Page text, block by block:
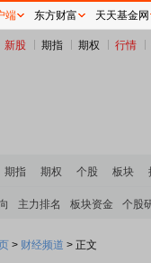
新股 期指 期权 行情
期指 期权 个股 板块
主力排名 板块资金 个股
> 财经频道 > 正文
端 东方财富 天天基金网